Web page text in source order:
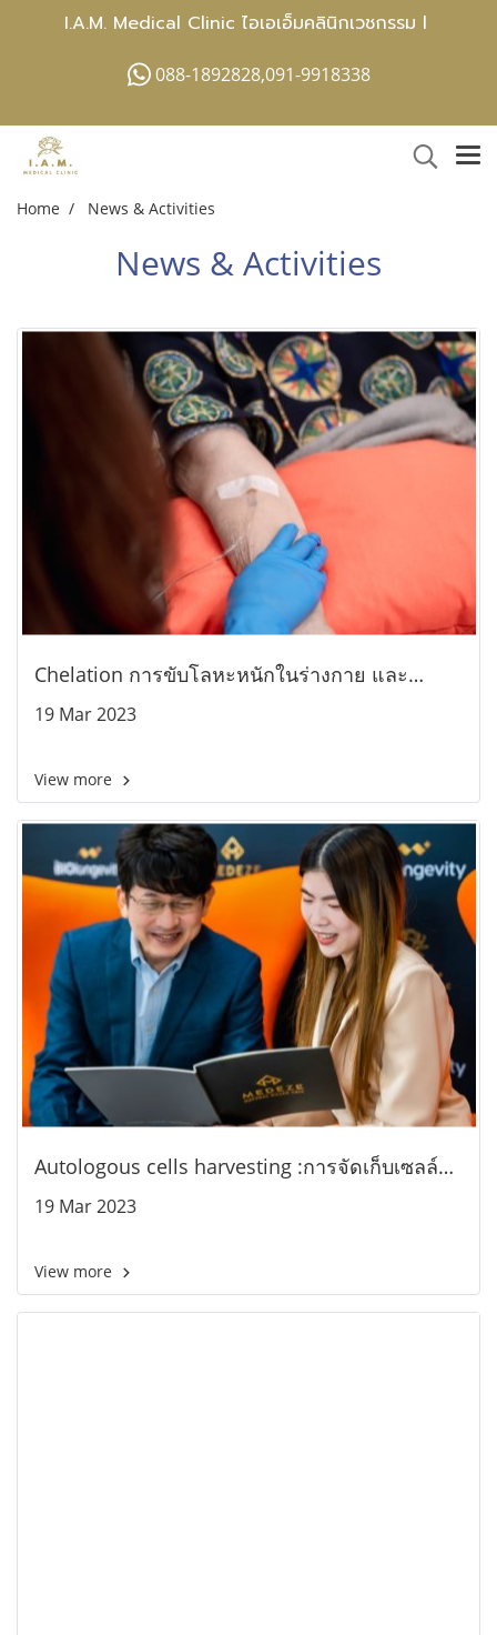
I.A.M. Medical Clinic ไอเอเอ็มคลินิกเวชกรรม l
088-1892828,091-9918338
Home News & Activities
News & Activities
Chelation การขับโลหะหนักในร่างกาย และ
ทำความสะอาดเส้นเลือด
19 Mar 2023
View more
Autologous cells harvesting :การจัดเก็บเซลล์
ต้นกำเนิด เพี่อสุขภาพ ของขวัญที่ดีที่สุดแด่คัณเอง
19 Mar 2023
View more